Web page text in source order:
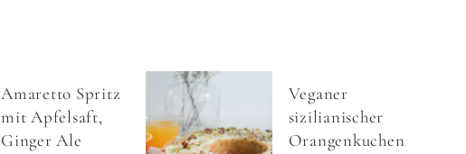
Amaretto Spritz
mit Apfelsaft,
Ginger Ale
Veganer
sizilianischer
Orangenkuchen